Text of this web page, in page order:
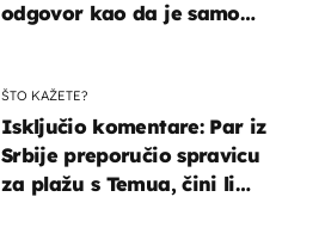
odgovor kao da je samo
ŠTO KAŽETE?
Isključio komentare: Par iz
Srbije preporučio spravicu
za plažu s Temua, čini li